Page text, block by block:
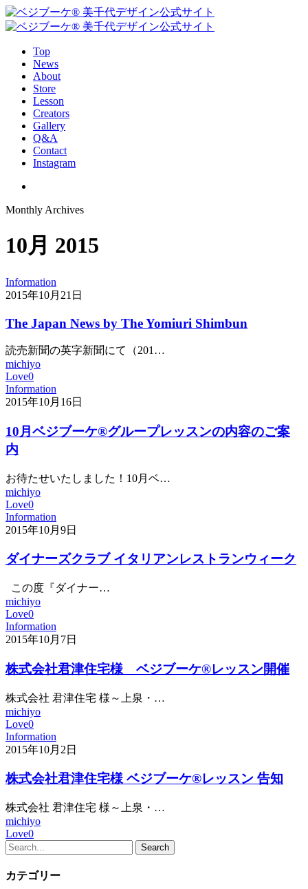
Top
News
About
Store
Lesson
Creators
Gallery
Q&A
Contact
Instagram
Monthly Archives
10月 2015
Information
2015年10月21日
The Japan News by The Yomiuri Shimbun
読売新聞の英字新聞にて（201…
michiyo
Love0
Information
2015年10月16日
10月ベジブーケ®グループレッスンの内容のご案
内
お待たせいたしました！10月ベ…
michiyo
Love0
Information
2015年10月9日
ダイナーズクラブ イタリアンレストランウィーク
この度『ダイナー…
michiyo
Love0
Information
2015年10月7日
株式会社君津住宅様 ベジブーケ®レッスン開催
株式会社 君津住宅 様～上泉・…
michiyo
Love0
Information
2015年10月2日
株式会社君津住宅様 ベジブーケ®レッスン 告知
株式会社 君津住宅 様～上泉・…
michiyo
Love0
Search
カテゴリー